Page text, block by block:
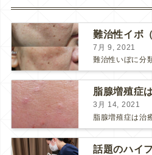
7月 9, 2021
3月 14, 2021